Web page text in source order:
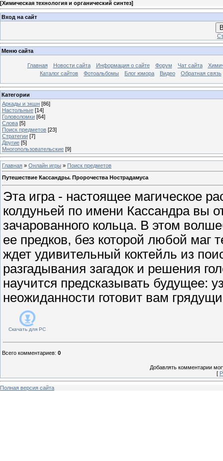
[Химическая технология и органический синтез]
Вход на сайт
Меню сайта
Главная Новости сайта Информация о сайте Форум Чат сайта
Каталог сайтов
Фотоальбомы Блог юмора Видео Обратная связь
Категории
Аркады и экшн [86]
Настольные [14]
Головоломки [64]
Слова [5]
Поиск предметов [23]
Стратегии [7]
Другие [5]
Многопользовательские [9]
Главная » Онлайн игры » Поиск предметов
Путешествие Кассандры. Пророчества Нострадамуса
Эта игра - настоящее магическое
колдуньей по имени Кассандра вы
зачарованного кольца. В этом
ее предков, без которой любой маг
ждет удивительный коктейль из
разгадывания загадок и решения
научится предсказывать будущее:
неожиданности готовит вам
Скачать для PC
Всего комментариев: 0
Добавлять комментарии
[
Полная версия сайта